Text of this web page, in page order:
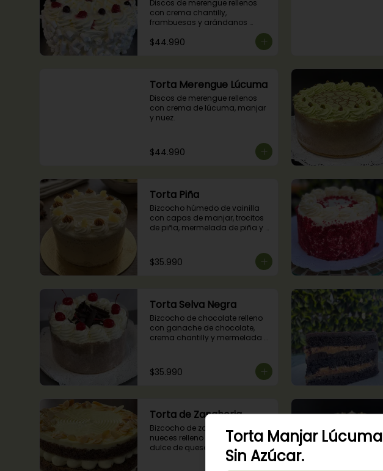
Discos de merengue rellenos
con crema chantilly,
frambuesas y arándanos
$44.990
Torta Merengue Lúcuma
Discos de merengue rellenos
con crema de lúcuma, manjar
y nuez.
$44.990
Torta Piña
Bizcocho húmedo de vainilla
con capas de manjar, trocitos
de piña, mermelada de piña y
$35.990
Torta Selva Negra
Bizcocho de chocolate relleno
con ganache de chocolate,
crema chantilly y mermelada
$35.990
Torta de Zanahoria
Bizcocho de zanahoria y
nueces relleno con frosting
dulce de queso philadelphia,
decorado con almendras
Torta Manjar Lúcuma
Sin Azúcar.